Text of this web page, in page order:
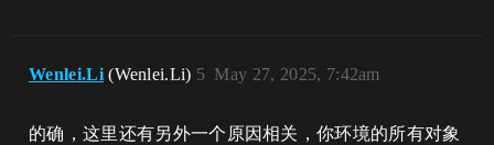
Wenlei.Li (Wenlei.Li) May 27, 2025, 7:42am
5
的确，这里还有另外一个原因相关，你环境的所有对象